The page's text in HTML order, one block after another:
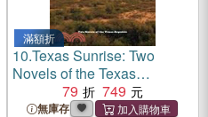
滿額折
10.Texas Sunrise: Two
Novels of the Texas
Republic79 749
無庫存